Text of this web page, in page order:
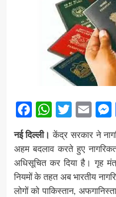
Facebook
नई दिल्ली। केंद्र सरकार ने
अहम बदलाव करते हुए
अधिसूचित कर दिया है। गृह
नियमों के तहत अब भारतीय
लोगों को पाकिस्तान,